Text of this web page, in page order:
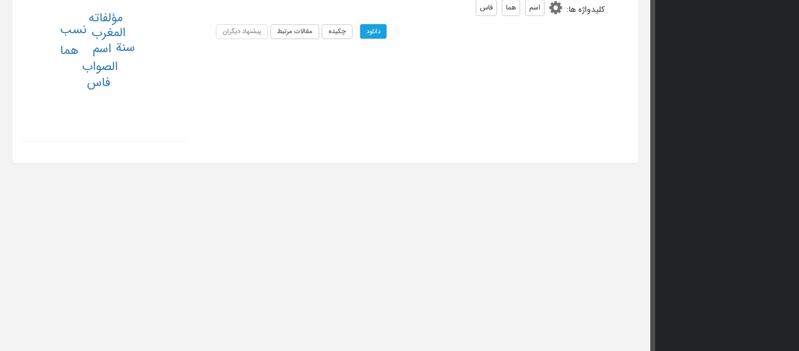
کلیدواژه ها: اسم هما فاس
دانلود چکیده مقالات مرتبط پیشنهاد دیگران
اسم
الصواب
المغرب
سنة
فاس
مؤلفاته
نسب
هما